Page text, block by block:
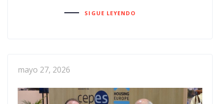
SIGUE LEYENDO
mayo 27, 2026